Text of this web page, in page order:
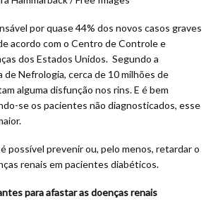
por quase 44% dos novos casos graves
acordo com o Centro de Controle e
dos Estados Unidos. Segundo a
de Nefrologia, cerca de 10 milhões de
alguma disfunção nos rins. E é bem
se os pacientes não diagnosticados, esse
possível prevenir ou, pelo menos, retardar o
renais em pacientes diabéticos.
para afastar as doenças renais